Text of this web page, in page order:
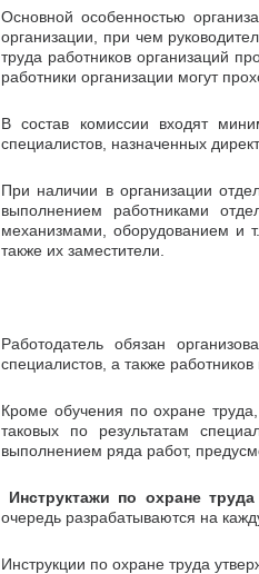
Основной особенностью
организации, при чем
труда работников организаций
работники организации могут
В состав комиссии входят
специалистов, назначенных
При наличии в организации
выполнением работниками
механизмами, оборудованием и
также их заместители.
Работодатель обязан
специалистов, а также
Кроме обучения по охране
таковых по результатам
выполнением ряда работ,
Инструктажи по охране труда
очередь разрабатываются на
Инструкции по охране труда